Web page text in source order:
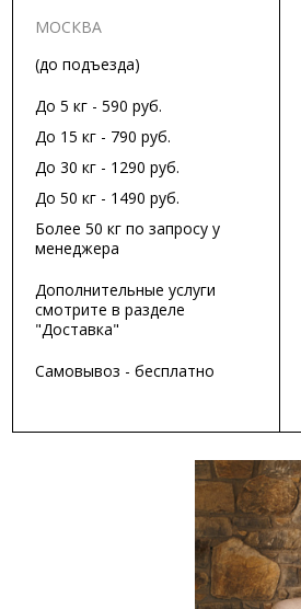
МОСКВА
(до подъезда)
До 5 кг - 590 руб.
До 15 кг - 790 руб.
До 30 кг - 1290 руб.
До 50 кг - 1490 руб.
Более 50 кг по запросу у
менеджера
Дополнительные услуги
смотрите в разделе
"Доставка"
Самовывоз - бесплатно